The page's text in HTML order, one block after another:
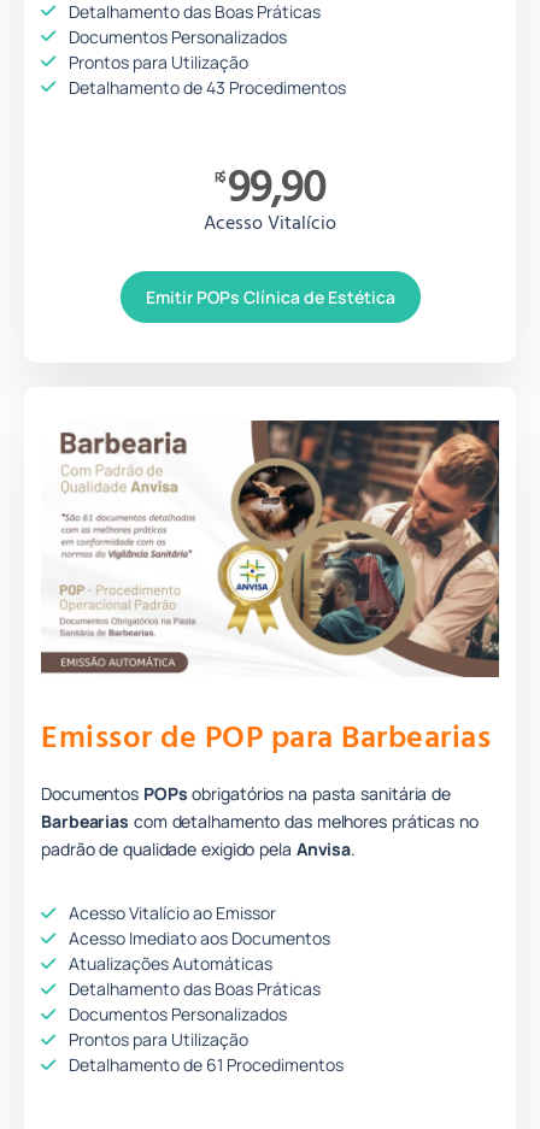
Detalhamento das Boas Práticas
Documentos Personalizados
Prontos para Utilização
Detalhamento de 43 Procedimentos
R$ 99,90
Acesso Vitalício
Emitir POPs Clínica de Estética
Emissor de POP para Barbearias
Documentos POPs obrigatórios na pasta sanitária de
Barbearias com detalhamento das melhores práticas no
padrão de qualidadeexigido pela Anvisa.
Acesso Vitalício ao Emissor
Acesso Imediato aos Documentos
Atualizações Automáticas
Detalhamento das Boas Práticas
Documentos Personalizados
Prontos para Utilização
Detalhamento de 61 Procedimentos